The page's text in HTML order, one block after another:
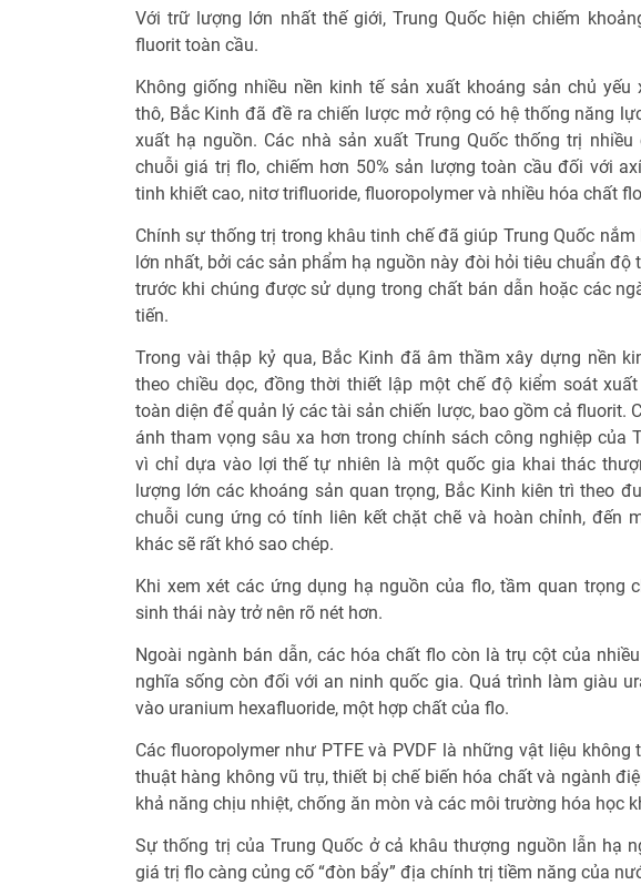
Với trữ lượng lớn nhất thế giới, Trung Quốc hiện chiếm
fluorit toàn cầu.
Không giống nhiều nền kinh tế sản xuất khoáng sản chủ yếu
thô, Bắc Kinh đã đề ra chiến lược mở rộng có hệ thống năng
xuất hạ nguồn. Các nhà sản xuất Trung Quốc thống trị nhiều
chuỗi giá trị flo, chiếm hơn 50% sản lượng toàn cầu đối với
tinh khiết cao, nitơ trifluoride, fluoropolymer và nhiều hóa chất
Chính sự thống trị trong khâu tinh chế đã giúp Trung Quốc
lớn nhất, bởi các sản phẩm hạ nguồn này đòi hỏi tiêu chuẩn độ
trước khi chúng được sử dụng trong chất bán dẫn hoặc các
tiến.
Trong vài thập kỷ qua, Bắc Kinh đã âm thầm xây dựng nền
theo chiều dọc, đồng thời thiết lập một chế độ kiểm soát
toàn diện để quản lý các tài sản chiến lược, bao gồm cả fluorit.
ánh tham vọng sâu xa hơn trong chính sách công nghiệp của
vì chỉ dựa vào lợi thế tự nhiên là một quốc gia khai thác
lượng lớn các khoáng sản quan trọng, Bắc Kinh kiên trì theo
chuỗi cung ứng có tính liên kết chặt chẽ và hoàn chỉnh, đến
khác sẽ rất khó sao chép.
Khi xem xét các ứng dụng hạ nguồn của flo, tầm quan trọng
sinh thái này trở nên rõ nét hơn.
Ngoài ngành bán dẫn, các hóa chất flo còn là trụ cột của
nghĩa sống còn đối với an ninh quốc gia. Quá trình làm giàu
vào uranium hexafluoride, một hợp chất của flo.
Các fluoropolymer như PTFE và PVDF là những vật liệu không
thuật hàng không vũ trụ, thiết bị chế biến hóa chất và ngành
khả năng chịu nhiệt, chống ăn mòn và các môi trường hóa học
Sự thống trị của Trung Quốc ở cả khâu thượng nguồn lẫn hạ
giá trị flo càng củng cố “đòn bẩy” địa chính trị tiềm năng của